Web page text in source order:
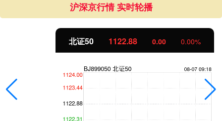
沪深京行情 实时轮播
北证50 1122.88 0.00 0.00%